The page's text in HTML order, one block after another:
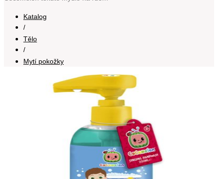
Katalog
/
Tělo
/
Mytí pokožky